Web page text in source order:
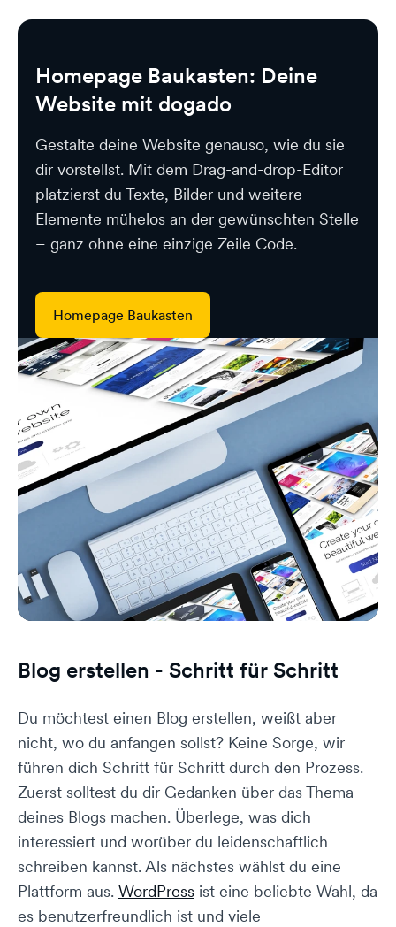
Homepage Baukasten: Deine
Website mit dogado
Gestalte deine Website genauso, wie du sie
dir vorstellst. Mit dem Drag-and-drop-Editor
platzierst du Texte, Bilder und weitere
Elemente mühelos an der gewünschten Stelle
– ganz ohne eine einzige Zeile Code.
Homepage Baukasten
Blog erstellen - Schritt für Schritt
Du möchtest einen Blog erstellen, weißt aber
nicht, wo du anfangen sollst? Keine Sorge, wir
führen dich Schritt für Schritt durch den Prozess.
Zuerst solltest du dir Gedanken über das Thema
deines Blogs machen. Überlege, was dich
interessiert und worüber du leidenschaftlich
schreiben kannst. Als nächstes wählst du eine
Plattform aus. WordPress ist eine beliebte Wahl, da
es benutzerfreundlich ist und viele